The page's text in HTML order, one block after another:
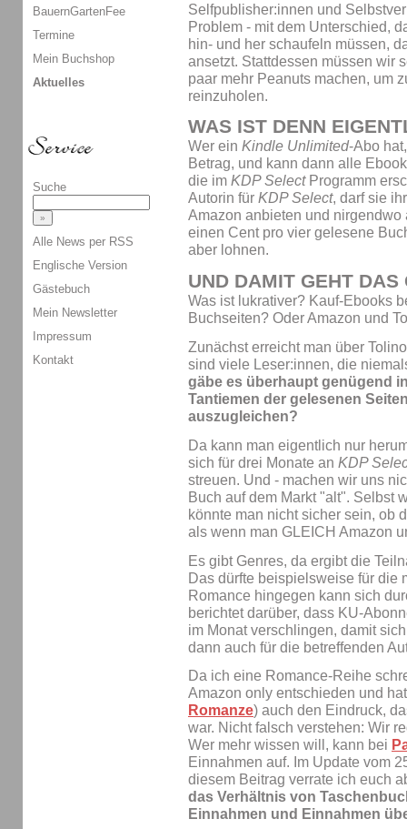
Selfpublisher:innen und
Problem - mit dem Unterschied,
hin- und her schaufeln müssen,
ansetzt. Stattdessen müssen wir
paar mehr Peanuts machen, um
reinzuholen.
WAS IST DENN
Wer ein Kindle Unlimited-Abo
Betrag, und kann dann alle
die im KDP SelectProgramm
Autorin für KDP Select, darf sie
Amazon anbieten und
einen Cent pro vier gelesene
aber lohnen.
UND DAMIT GEHT DAS
Was ist lukrativer? Kauf-Ebooks
Buchseiten? Oder Amazon und
Zunächst erreicht man über
sind viele Leser:innen, die
gäbe es überhaupt genügend
Tantiemen der gelesenen
auszugleichen?
Da kann man eigentlich nur
sich für drei Monate an KDP
streuen. Und - machen wir uns
Buch auf dem Markt "alt". Selbst
könnte man nicht sicher sein, ob
als wenn man GLEICH Amazon
Es gibt Genres, da ergibt die
Das dürfte beispielsweise für die
Romance hingegen kann sich
berichtet darüber, dass KU-
im Monat verschlingen, damit
dann auch für die betreffenden
Da ich eine Romance-Reihe
Amazon only entschieden und
Romanze) auch den Eindruck,
war. Nicht falsch verstehen: Wir
Wer mehr wissen will, kann bei
Einnahmen auf. Im Update vom
diesem Beitrag verrate ich euch
das Verhältnis von
Einnahmen und Einnahmen
BauernGartenFee
Termine
Mein Buchshop
Aktuelles
Suche
Alle News per RSS
Englische Version
Gästebuch
Mein Newsletter
Impressum
Kontakt